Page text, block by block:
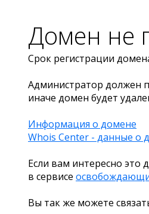
Домен не
Срок регистрации
Администратор должен
иначе домен будет
Информация о домене
Whois Center - данные о
Если вам интересно это
в сервисе
Вы так же можете